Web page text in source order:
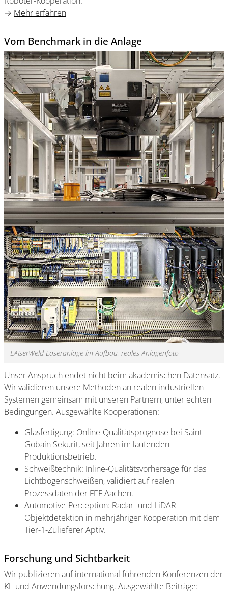
→ Mehr erfahren
Vom Benchmark in die Anlage
LAIserWeld-Laseranlage im Aufbau, reales Anlagenfoto
Unser Anspruch endet nicht beim akademischen Datensatz.
Wir validieren unsere Methoden an realen industriellen
Systemen gemeinsam mit unseren Partnern, unter echten
Bedingungen. Ausgewählte Kooperationen:
Glasfertigung: Online-Qualitätsprognose bei Saint-
Gobain Sekurit, seit Jahren im laufenden
Produktionsbetrieb.
Schweißtechnik: Inline-Qualitätsvorhersage für das
Lichtbogenschweißen, validiert auf realen
Prozessdaten der FEF Aachen.
Automotive-Perception: Radar- und LiDAR-
Objektdetektion in mehrjähriger Kooperation mit dem
Tier-1-Zulieferer Aptiv.
Forschung und Sichtbarkeit
Wir publizieren auf international führenden Konferenzen der
KI- und Anwendungsforschung. Ausgewählte Beiträge: